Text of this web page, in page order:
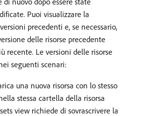
Puoi visualizzare la
precedenti e, se necessario,
delle risorse precedente
recente. Le versioni delle risorse
seguenti scenari:
una nuova risorsa con lo stesso
stessa cartella della risorsa
view richiede di sovrascrivere la